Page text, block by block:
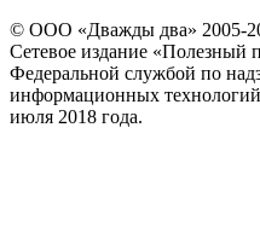
© ООО «Дважды два» 2005-
Сетевое издание «Полезный
Федеральной службой по
информационных
июля 2018 года.